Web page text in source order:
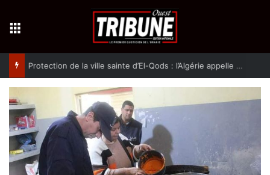
Protection de la ville sainte d’El-Qods : l’Algérie appelle à une action collective